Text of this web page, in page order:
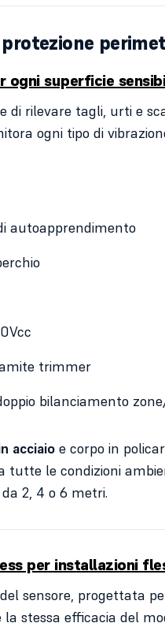
ogni superficie
di rilevare tagli, urti e
ogni tipo di
autoapprendimento
trimmer
bilanciamento
acciaio e corpo in
le condizioni
2, 4 o 6 metri.
per installazioni
sensore, progettata
stessa efficacia del